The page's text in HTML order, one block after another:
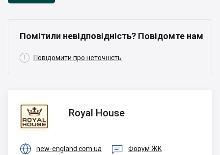
Помітили невідповідність? Повідомте нам
 Повідомити про неточність
Royal
House
Royal House
 new-england.com.ua  Форум ЖК